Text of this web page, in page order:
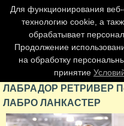
Главная страница
Обновления сайта
Контакты
Персоналии
Форум
ЛАБРАДОР РЕТРИВЕР
ЛАБРО ЛАНКАСТЕР
Для функционирования веб-
технологию cookie, а
обрабатывает
Продолжение
на обработку
принятие